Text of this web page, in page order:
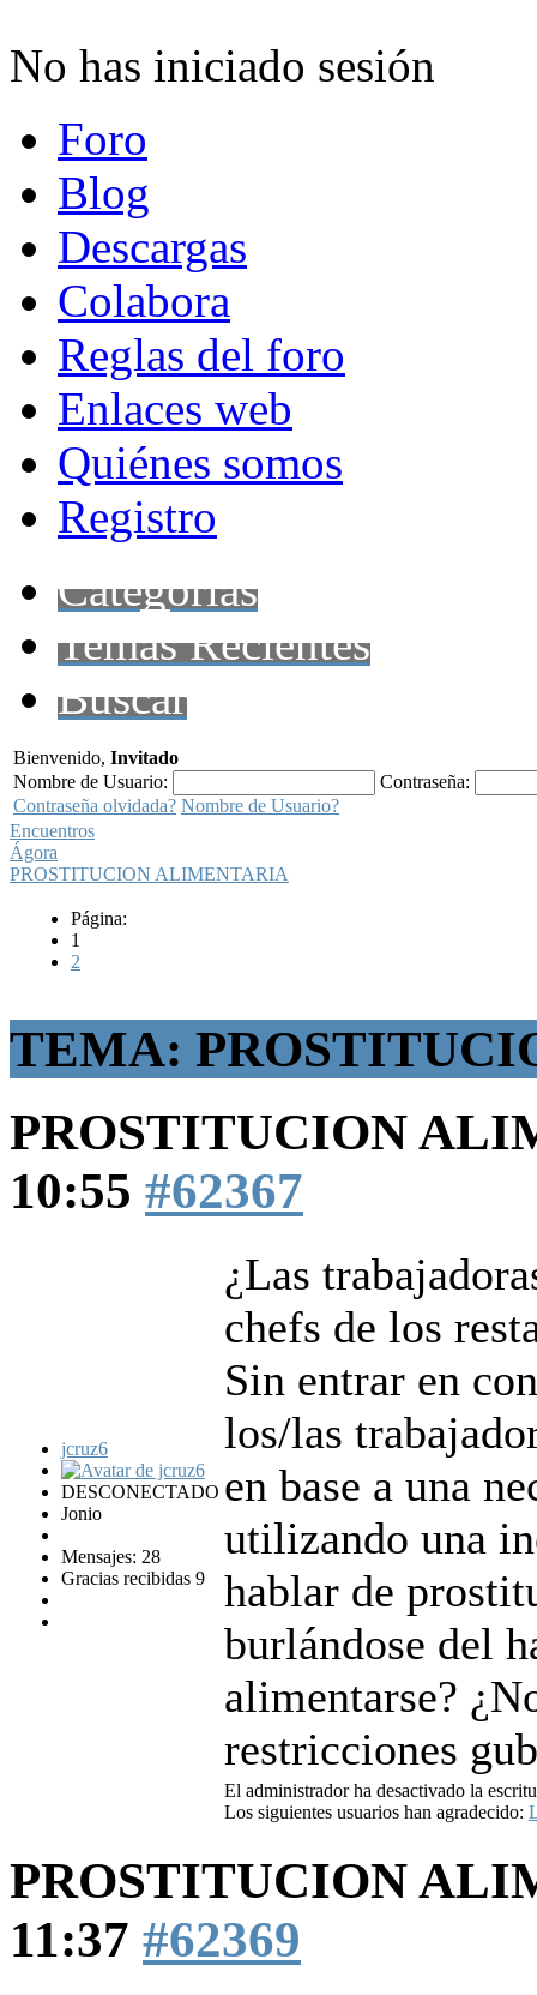
No has iniciado sesión
Foro
Blog
Descargas
Colabora
Reglas del foro
Enlaces web
Quiénes somos
Registro
Categorías
Temas Recientes
Buscar
Bienvenido, Invitado
Nombre de Usuario:
Contraseña:
Contraseña olvidada? Nombre de Usuario?
Encuentros
Ágora
PROSTITUCION ALIMENTARIA
Página:
1
2
TEMA:
PROSTITUCION
10:55 #62367
jcruz6
DESCONECTADO
Jonio
Mensajes: 28
Gracias recibidas 9
¿Las
chefs de los
Sin entrar en
los/las
en base a una
utilizando una
hablar de
burlándose del
alimentarse?
restricciones
El administrador ha desactivado la
Los siguientes usuarios han agradecido:
PROSTITUCION
11:37 #62369